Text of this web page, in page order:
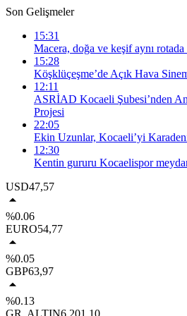
Son Gelişmeler
15:31
Macera, doğa ve keşif aynı rotada
15:28
Köşklüçeşme’de Açık Hava
12:11
ASRİAD Kocaeli Şubesi’nden
Projesi
22:05
Ekin Uzunlar, Kocaeli’yi
12:30
Kentin gururu Kocaelispor
USD47,57
%0.06
EURO54,77
%0.05
GBP63,97
%0.13
GR. ALTIN6.201,10